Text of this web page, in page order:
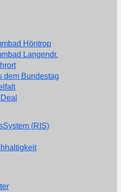
Höntrop
Langendr.
dem Bundestag
(RIS)